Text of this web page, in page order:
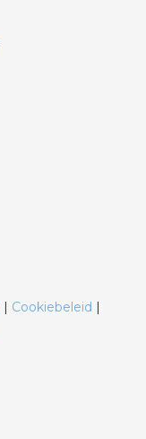
| Cookiebeleid |